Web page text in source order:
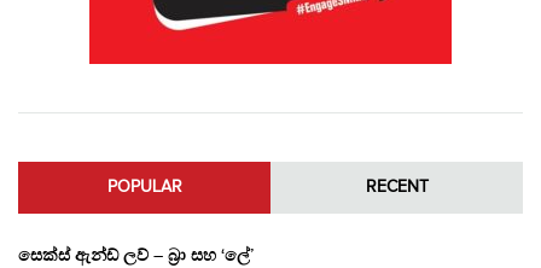
POPULAR RECENT
සෙක්ස් ඇන්ඩ් ලව් – බ්‍රා සහ ‘ලේ’